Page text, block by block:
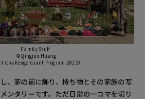
Family Stuff
©Qingjun Huang
Challenge Grant Program 2022）
、家の前に飾り、持ち物とその家族の写
ンタリーです。ただ日常の一コマを切り